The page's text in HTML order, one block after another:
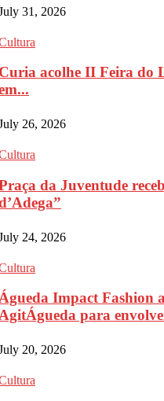
31, 2026
Curia acolhe II Feira do
26, 2026
da Juventude
24, 2026
Impact Fashion
para
20, 2026